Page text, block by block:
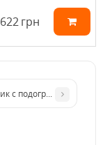
грн
Technology
с подогревом Trio